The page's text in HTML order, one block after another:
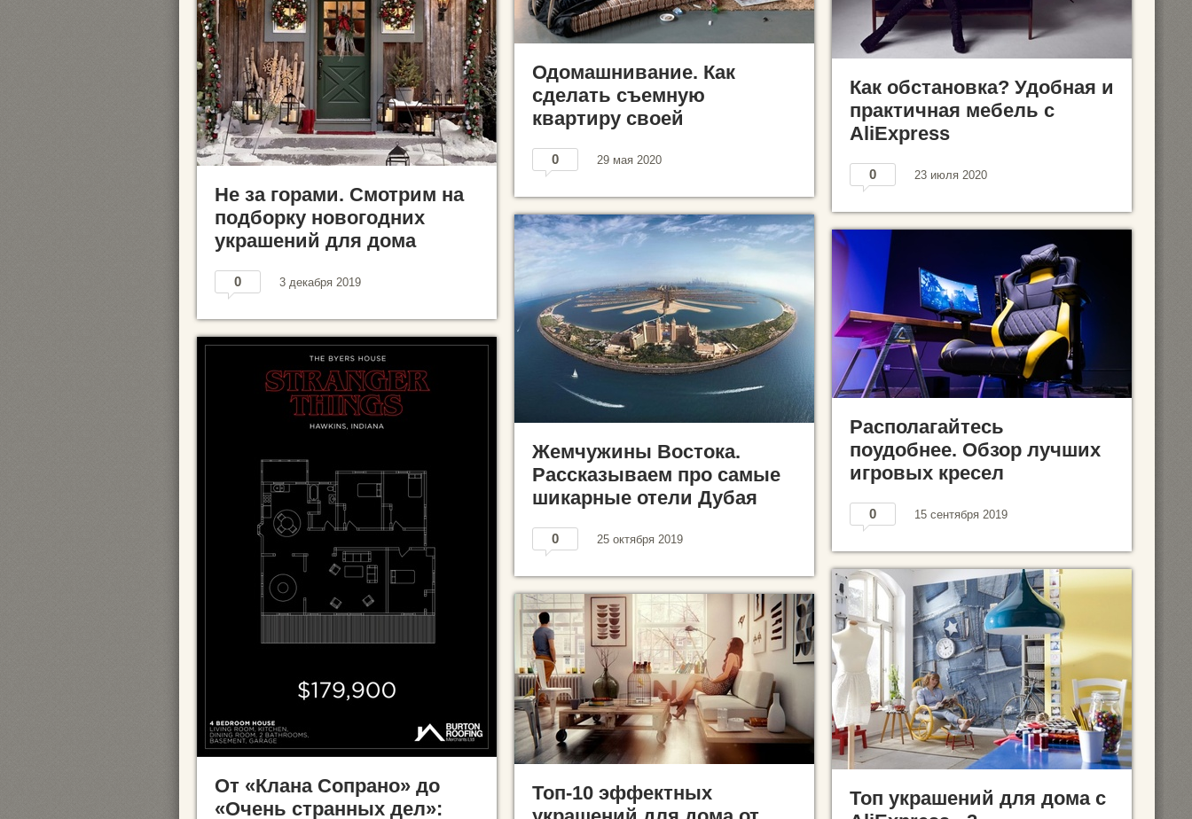
Как обстановка? Удобная и
практичная мебель с
AliExpress
0 23 июля 2020
Одомашнивание. Как
сделать съемную
квартиру своей
0 29 мая 2020
Не за горами. Смотрим на
подборку новогодних
украшений для дома
0 3 декабря 2019
Жемчужины Востока.
Рассказываем про самые
шикарные отели Дубая
0 25 октября 2019
Располагайтесь
поудобнее. Обзор лучших
игровых кресел
0 15 сентября 2019
От «Клана Сопрано» до
«Очень странных дел»:
Топ украшений для дома с
Топ-10 эффектных